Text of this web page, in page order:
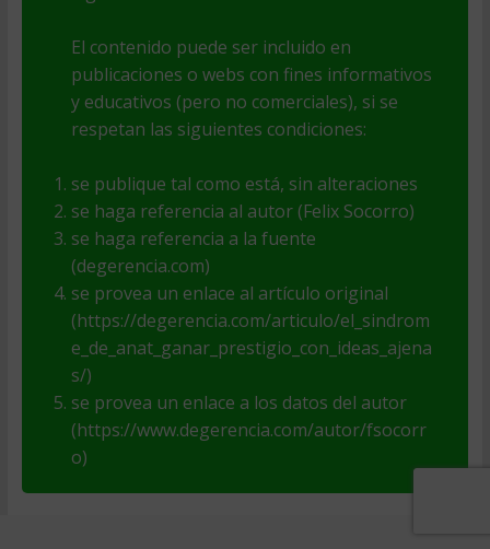
El contenido puede ser incluido en
publicaciones o webs con fines informativos
y educativos (pero no comerciales), si se
respetan las siguientes condiciones:
se publique tal como está, sin alteraciones
se haga referencia al autor (Felix Socorro)
se haga referencia a la fuente
(degerencia.com)
se provea un enlace al artículo original
(https://degerencia.com/articulo/el_sindrom
e_de_anat_ganar_prestigio_con_ideas_ajena
s/)
se provea un enlace a los datos del autor
(https://www.degerencia.com/autor/fsocorr
o)